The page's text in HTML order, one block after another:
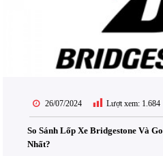
26/07/2024 Lượt xem: 1.684
So Sánh Lốp Xe Bridgestone Và
Nhất?